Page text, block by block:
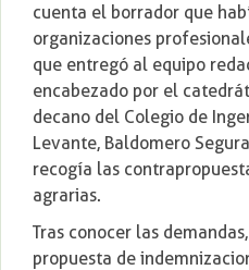
cuenta el borrador que
organizaciones
que entregó al equipo
encabezado por el
decano del Colegio de
Levante, Baldomero
recogía las
agrarias.
Tras conocer las
propuesta de